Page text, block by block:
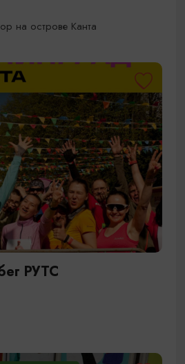
на острове Канта
РУТС